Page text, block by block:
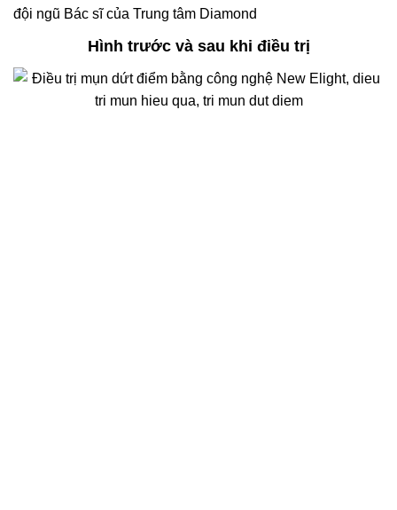
đội ngũ Bác sĩ của Trung tâm Diamond
Hình trước và sau khi điều trị